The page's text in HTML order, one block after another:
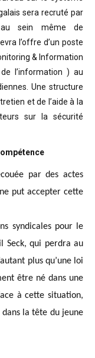
sera recruté par
au sein même de
l’offre d’un poste
& Information
l’information ) au
Une structure
et de l’aide à la
sur la sécurité
par des actes
put accepter cette
syndicales pour le
Seck, qui perdra au
plus qu’une loi
être né dans une
à cette situation,
dans la tête du jeune